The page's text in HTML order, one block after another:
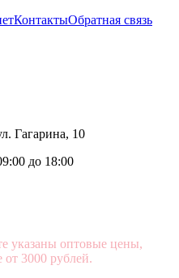
КонтактыОбратная связь
Гагарина, 10
до 18:00
указаны оптовые цены,
от 3000 рублей.